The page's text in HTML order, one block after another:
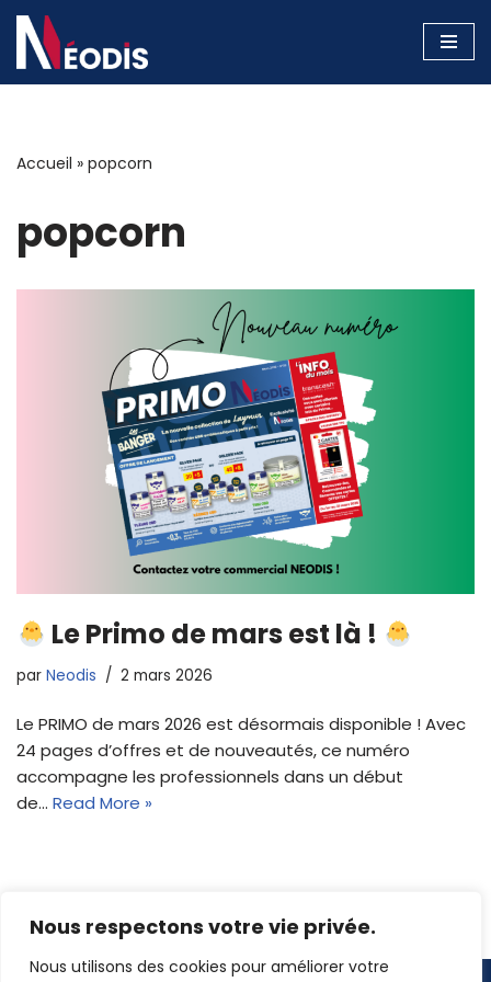
Nous respectons votre vie privée.
Nous utilisons des cookies pour améliorer votre
Aller
au
Accueil » popcorn
popcorn
Le Primo de mars est là !
par Neodis 2 mars 2026
Le PRIMO de mars 2026 est désormais disponible ! Avec
24 pages d’offres et de nouveautés, ce numéro
accompagne les professionnels dans un début
de… Read More »